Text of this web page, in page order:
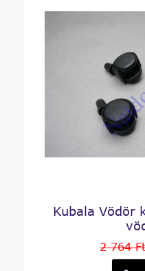
Kubala Vödör
2 764